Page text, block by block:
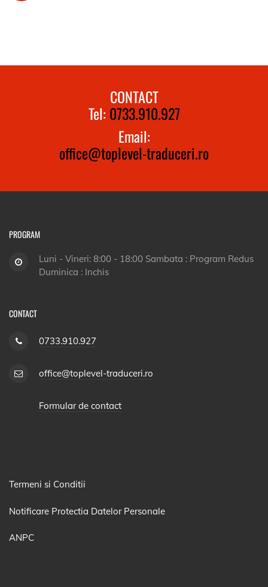
CONTACT
Tel: 0733.910.927
Email:
office@toplevel-traduceri.ro
PROGRAM
Luni - Vineri: 8:00 - 18:00 Sambata : Program Redus
Duminica : Inchis
CONTACT
0733.910.927
office@toplevel-traduceri.ro
Formular de contact
Termeni si Conditii
Notificare Protectia Datelor Personale
ANPC